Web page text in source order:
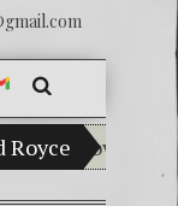
Royce una